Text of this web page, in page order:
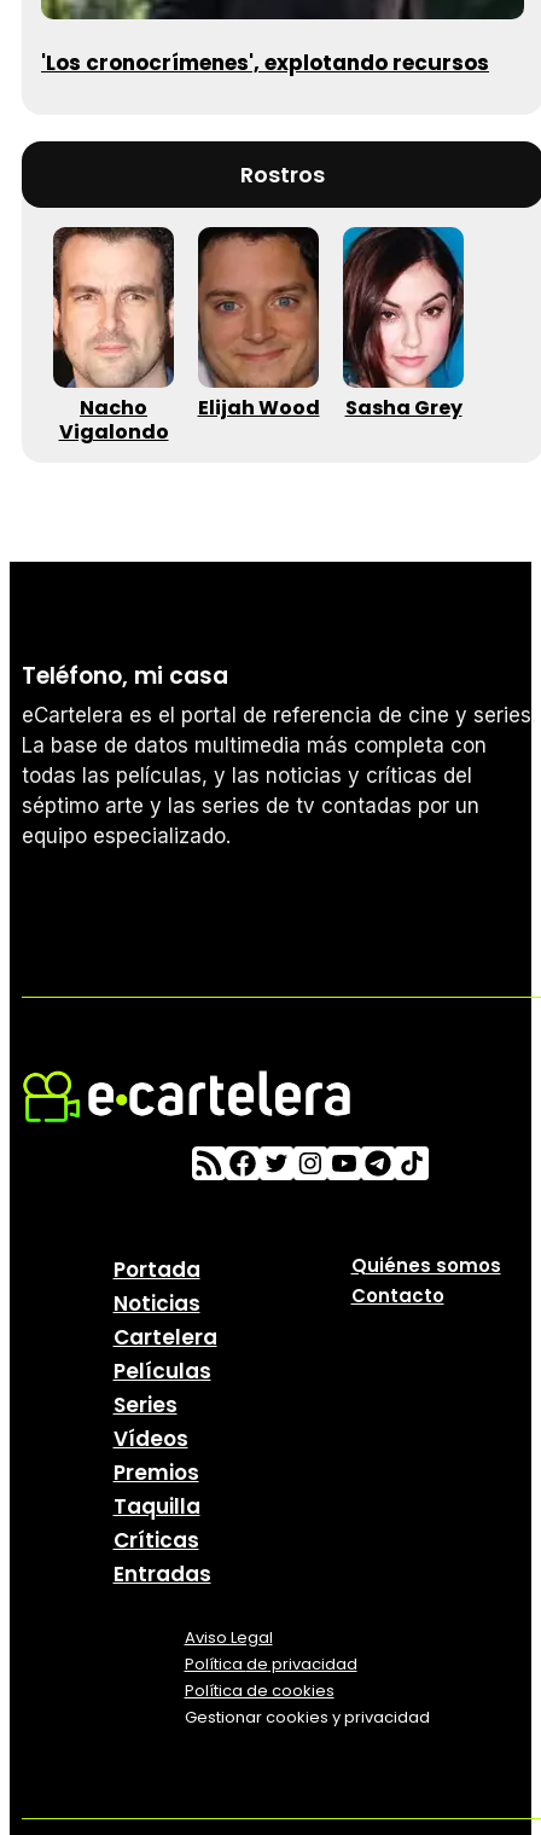
'Los cronocrímenes', explotando recursos
Rostros
Nacho
Vigalondo
Elijah Wood Sasha Grey
Teléfono, mi casa
eCartelera es el portal de referencia de cine y series.
La base de datos multimedia más completa con
todas las películas, y las noticias y críticas del
séptimo arte y las series de tv contadas por un
equipo especializado.
Portada
Noticias
Cartelera
Películas
Series
Vídeos
Premios
Taquilla
Críticas
Entradas
Quiénes somos
Contacto
Aviso Legal
Política de privacidad
Política de cookies
Gestionar cookies y privacidad